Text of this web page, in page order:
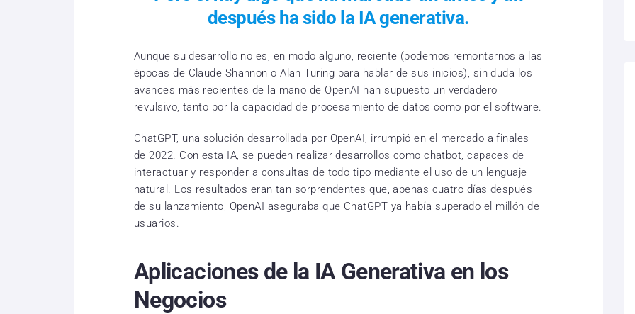
después ha sido la IA generativa.
Aunque su desarrollo no es, en modo alguno, reciente (podemos remontarnos a las
épocas de Claude Shannon o Alan Turing para hablar de sus inicios), sin duda los
avances más recientes de la mano de OpenAI han supuesto un verdadero
revulsivo, tanto por la capacidad de procesamiento de datos como por el software.
ChatGPT, una solución desarrollada por OpenAI, irrumpió en el mercado a finales
de 2022. Con esta IA, se pueden realizar desarrollos como chatbot, capaces de
interactuar y responder a consultas de todo tipo mediante el uso de un lenguaje
natural. Los resultados eran tan sorprendentes que, apenas cuatro días después
de su lanzamiento, OpenAI aseguraba que ChatGPT ya había superado el millón de
usuarios.
Aplicaciones de la IA Generativa en los
Negocios